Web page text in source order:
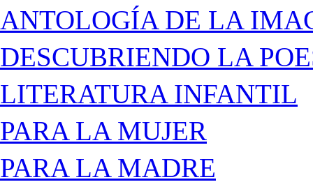
ANTOLOGÍA DE LA
DESCUBRIENDO LA
LITERATURA INFANTIL
PARA LA MUJER
PARA LA MADRE